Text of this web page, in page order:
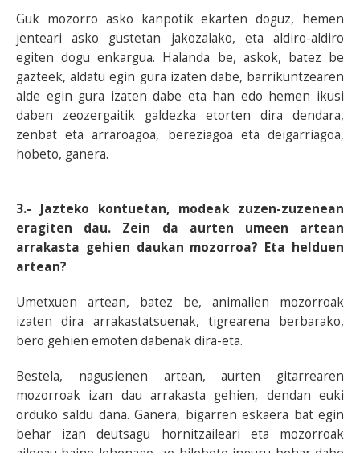
Guk mozorro asko kanpotik ekarten doguz, hemen
jenteari asko gustetan jakozalako, eta aldiro-aldiro
egiten dogu enkargua. Halanda be, askok, batez be
gazteek, aldatu egin gura izaten dabe, barrikuntzearen
alde egin gura izaten dabe eta han edo hemen ikusi
daben zeozergaitik galdezka etorten dira dendara,
zenbat eta arraroagoa, bereziagoa eta deigarriagoa,
hobeto, ganera.
3.- Jazteko kontuetan, modeak zuzen-zuzenean
eragiten dau. Zein da aurten umeen artean
arrakasta gehien daukan mozorroa? Eta helduen
artean?
Umetxuen artean, batez be, animalien mozorroak
izaten dira arrakastatsuenak, tigrearena berbarako,
bero gehien emoten dabenak dira-eta.
Bestela, nagusienen artean, aurten gitarrearen
mozorroak izan dau arrakasta gehien, dendan euki
orduko saldu dana. Ganera, bigarren eskaera bat egin
behar izan deutsagu hornitzaileari eta mozorroak